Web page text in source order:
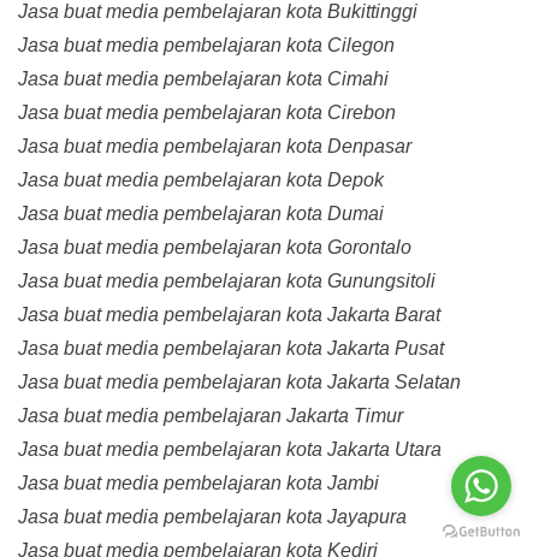
Jasa buat media pembelajaran kota Bukittinggi
Jasa buat media pembelajaran kota Cilegon
Jasa buat media pembelajaran kota Cimahi
Jasa buat media pembelajaran kota Cirebon
Jasa buat media pembelajaran kota Denpasar
Jasa buat media pembelajaran kota Depok
Jasa buat media pembelajaran kota Dumai
Jasa buat media pembelajaran kota Gorontalo
Jasa buat media pembelajaran kota Gunungsitoli
Jasa buat media pembelajaran kota Jakarta Barat
Jasa buat media pembelajaran kota Jakarta Pusat
Jasa buat media pembelajaran kota Jakarta Selatan
Jasa buat media pembelajaran Jakarta Timur
Jasa buat media pembelajaran kota Jakarta Utara
Jasa buat media pembelajaran kota Jambi
Jasa buat media pembelajaran kota Jayapura
Jasa buat media pembelajaran kota Kediri